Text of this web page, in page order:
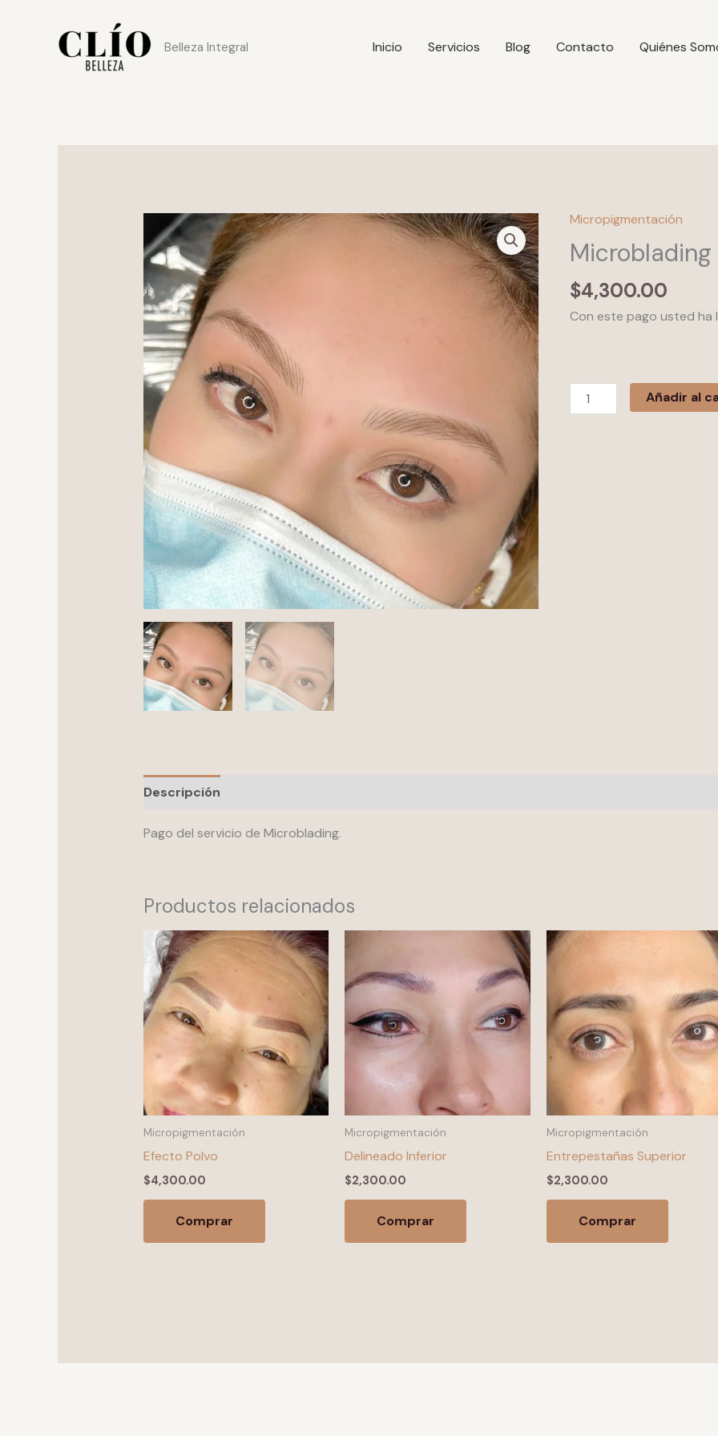
Belleza Integral Inicio Servicios Blog Contacto Quiénes
Micropigmentación
Microblading
$4,300.00
Con este pago usted ha
Microblading
cantidad
Añadir al
Descripción
Pago del servicio de Microblading.
Productos relacionados
Micropigmentación
Efecto Polvo
$4,300.00
Comprar
Micropigmentación
Delineado Inferior
$2,300.00
Comprar
Micropigmentación
Entrepestañas Superior
$2,300.00
Comprar